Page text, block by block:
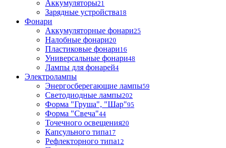
Аккумуляторы21
Зарядные устройства18
Фонари
Аккумуляторные фонари25
Налобные фонари20
Пластиковые фонари16
Универсальные фонари48
Лампы для фонарей4
Электролампы
Энергосберегающие лампы59
Светодиодные лампы202
Форма "Груша", "Шар"95
Форма "Свеча"44
Точечного освещения20
Капсульного типа17
Рефлекторного типа12